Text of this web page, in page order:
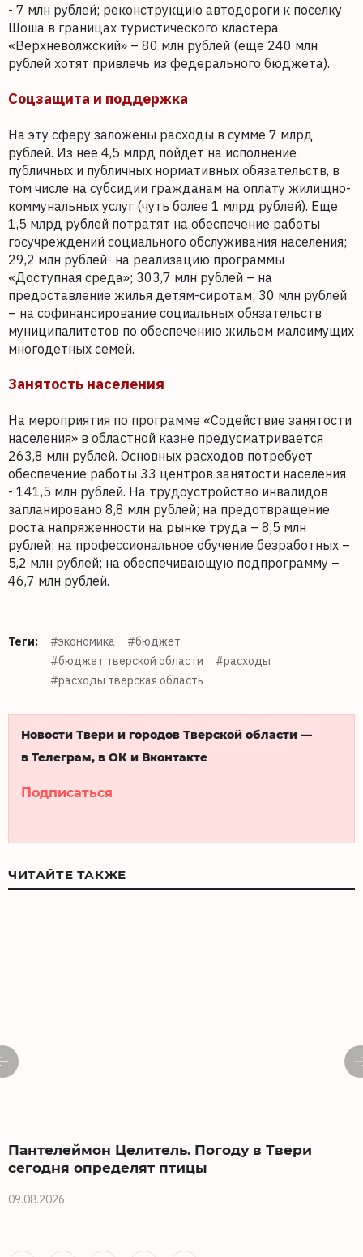
- 7 млн рублей; реконструкцию автодороги к поселку
Шоша в границах туристического кластера
«Верхневолжский» – 80 млн рублей (еще 240 млн
рублей хотят привлечь из федерального бюджета).
Соцзащита и поддержка
На эту сферу заложены расходы в сумме 7 млрд
рублей. Из нее 4,5 млрд пойдет на исполнение
публичных и публичных нормативных обязательств, в
том числе на субсидии гражданам на оплату жилищно-
коммунальных услуг (чуть более 1 млрд рублей). Еще
1,5 млрд рублей потратят на обеспечение работы
госучреждений социального обслуживания населения;
29,2 млн рублей- на реализацию программы
«Доступная среда»; 303,7 млн рублей – на
предоставление жилья детям-сиротам; 30 млн рублей
– на софинансирование социальных обязательств
муниципалитетов по обеспечению жильем малоимущих
многодетных семей.
Занятость населения
На мероприятия по программе «Содействие занятости
населения» в областной казне предусматривается
263,8 млн рублей. Основных расходов потребует
обеспечение работы 33 центров занятости населения
- 141,5 млн рублей. На трудоустройство инвалидов
запланировано 8,8 млн рублей; на предотвращение
роста напряженности на рынке труда – 8,5 млн
рублей; на профессиональное обучение безработных –
5,2 млн рублей; на обеспечивающую подпрограмму –
46,7 млн рублей.
Теги: #экономика
#бюджет
#бюджет тверской области
#расходы
#расходы тверская область
Новости Твери и городов Тверской области —
в Телеграм, в ОК и Вконтакте
Подписаться
ЧИТАЙТЕ ТАКЖЕ
Пантелеймон Целитель. Погоду в Твери
сегодня определят птицы
09.08.2026